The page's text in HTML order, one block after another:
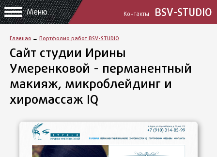
Меню Контакты BSV-STUDIO
Главная → Портфолио работ BSV-STUDIO
Сайт студии Ирины
Умеренковой - перманентный
макияж, микроблейдинг и
хиромассаж IQ